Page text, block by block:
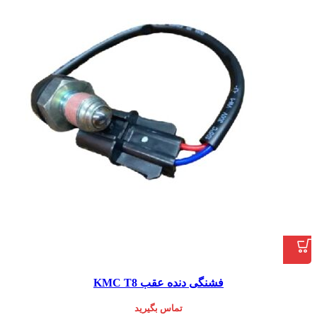
فشنگی دنده عقب KMC T8
تماس بگیرید